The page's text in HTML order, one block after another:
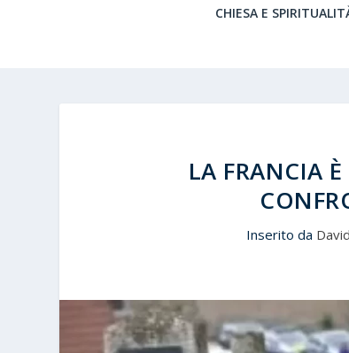
CHIESA E
LA FRANCIA
Inserito da